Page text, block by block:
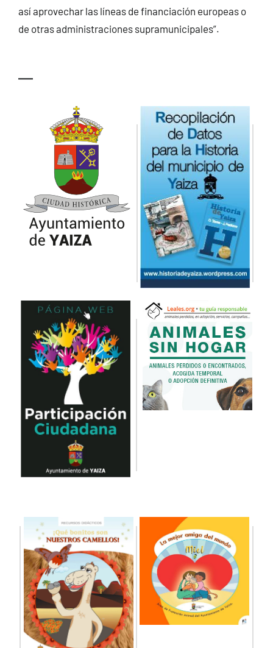
así aprovechar las líneas de financiación europeas o
de otras administraciones supramunicipales”.
—